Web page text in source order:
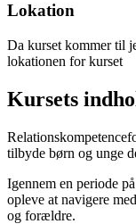
Lokation
Da kurset kommer til
lokationen for kurset
Kursets
tilbyde børn og unge
Igennem en periode
opleve at navigere
og forældre.